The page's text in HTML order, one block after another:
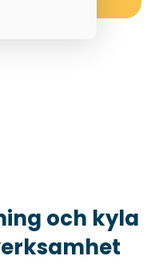
och kyla